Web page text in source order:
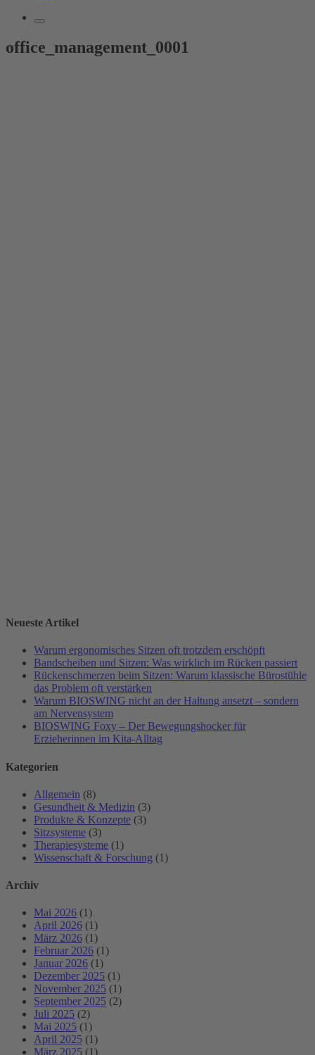
office_management_0001
Neueste Artikel
Warum ergonomisches Sitzen oft trotzdem erschöpft
Bandscheiben und Sitzen: Was wirklich im Rücken passiert
Rückenschmerzen beim Sitzen: Warum klassische Bürostühle
das Problem oft verstärken
Warum BIOSWING nicht an der Haltung ansetzt – sondern
am Nervensystem
BIOSWING Foxy – Der Bewegungshocker für
Erzieherinnen im Kita-Alltag
Kategorien
Allgemein (8)
Gesundheit & Medizin (3)
Produkte & Konzepte (3)
Sitzsysteme (3)
Therapiesysteme (1)
Wissenschaft & Forschung (1)
Archiv
Mai 2026 (1)
April 2026 (1)
März 2026 (1)
Februar 2026 (1)
Januar 2026 (1)
Dezember 2025 (1)
November 2025 (1)
September 2025 (2)
Juli 2025 (2)
Mai 2025 (1)
April 2025 (1)
März 2025 (1)